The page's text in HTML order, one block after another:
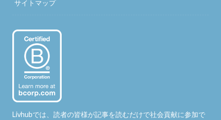
サイトマップ
Livhubでは、読者の皆様が記事を読むだけで社会貢献に参加で